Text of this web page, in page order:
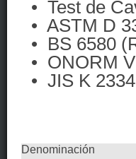
• Test de
• ASTM D
• BS 6580
• ONORM
• JIS K
Denominación